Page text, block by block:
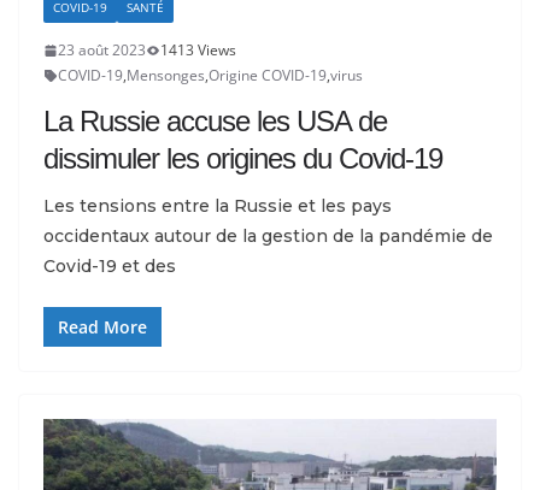
COVID-19 SANTÉ
23 août 2023
1413 Views
COVID-19,Mensonges,Origine COVID-19,virus
La Russie accuse les USA de
dissimuler les origines du Covid-19
Les tensions entre la Russie et les pays
occidentaux autour de la gestion de la pandémie de
Covid-19 et des
Read More